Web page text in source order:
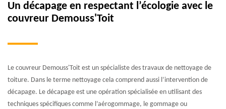
Un décapage en respectant l’écologie avec le
couvreur Demouss'Toit
Le couvreur Demouss'Toit est un spécialiste des travaux de nettoyage de
toiture. Dans le terme nettoyage cela comprend aussi l’intervention de
décapage. Le décapage est une opération spécialisée en utilisant des
techniques spécifiques comme l’aérogommage, le gommage ou